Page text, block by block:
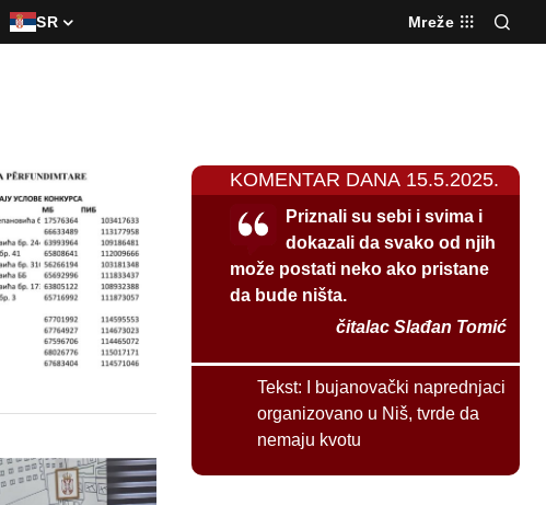
SR Mreže
KOMENTAR DANA 15.5.2025.
Priznali su sebi i svima i
dokazali da svako od njih
može postati neko ako pristane
da bude ništa.
čitalac Slađan Tomić
Tekst:
I bujanovački naprednjaci
organizovano u Niš, tvrde da
nemaju kvotu